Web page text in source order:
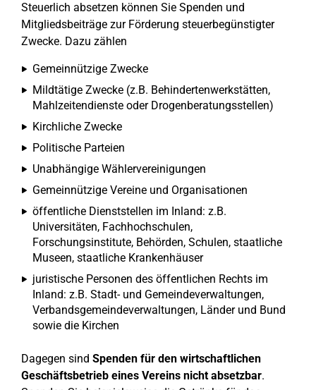
Steuerlich absetzen können Sie Spenden und
Mitgliedsbeiträge zur Förderung steuerbegünstigter
Zwecke. Dazu zählen
Gemeinnützige Zwecke
Mildtätige Zwecke (z.B. Behindertenwerkstätten,
Mahlzeitendienste oder Drogenberatungsstellen)
Kirchliche Zwecke
Politische Parteien
Unabhängige Wählervereinigungen
Gemeinnützige Vereine und Organisationen
öffentliche Dienststellen im Inland: z.B.
Universitäten, Fachhochschulen,
Forschungsinstitute, Behörden, Schulen, staatliche
Museen, staatliche Krankenhäuser
juristische Personen des öffentlichen Rechts im
Inland: z.B. Stadt- und Gemeindeverwaltungen,
Verbandsgemeindeverwaltungen, Länder und Bund
sowie die Kirchen
Dagegen sind Spenden für den wirtschaftlichen
Geschäftsbetrieb eines Vereins nicht absetzbar.